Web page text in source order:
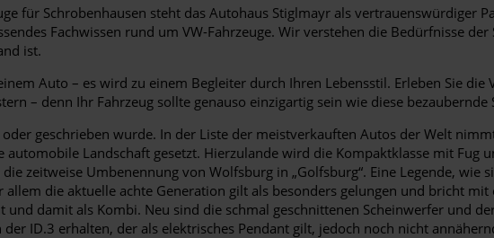
für Schrobenhausen steht das Autohaus Stiglmayr als vertrauenswürdiger
Fachwissen rund um VW-Fahrzeuge. Wir verstehen die Bedürfnisse
ist.
Auto – es wird zu einem Begleiter durch Ihren Lebensstil. Erleben Sie die
– denn Ihr Fahrzeug sollte genauso einzigartig sein wie diese bezaubernde
geschrieben wurde. In der Liste der meistverkauften Autos der Welt
Landschaft gesetzt. Hierzulande wird die Kompaktklasse mit Fug
zeitweise Umbenennung von Wolfsburg in „Golfsburg“. Eine Legende, wie
die aktuelle achte Generation gilt als besonders gelungen und bricht
damit als Kombi. Neu sind die schmal geschnittenen Scheinwerfer und
ID.3 erhalten, der als elektrisches Pendant gilt, jedoch noch nicht